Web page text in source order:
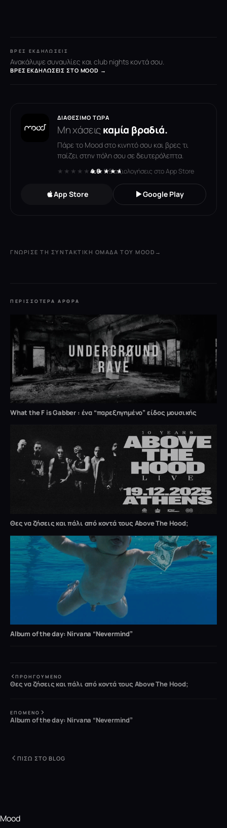
ΒΡΕΣ ΕΚΔΗΛΏΣΕΙΣ
Ανακάλυψε συναυλίες και club nights κοντά σου.
ΒΡΕΣ ΕΚΔΗΛΏΣΕΙΣ ΣΤΟ MOOD →
ΔΙΑΘΈΣΙΜΟ ΤΏΡΑ
Μη χάσειςκαμία βραδιά.
Πάρε το Mood στο κινητό σου και βρες τι
παίζει στην πόλη σου σε δευτερόλεπτα.
★★★★★★★★★★
4.6· 119 αξιολογήσεις στο App Store
App Store Google Play
ΓΝΏΡΙΣΕ ΤΗ ΣΥΝΤΑΚΤΙΚΉ ΟΜΆΔΑ ΤΟΥ MOOD →
ΠΕΡΙΣΣΌΤΕΡΑ ΆΡΘΡΑ
What the F is Gabber : ένα “παρεξηγημένο” είδος μουσικής
Θες να ζήσεις και πάλι από κοντά τους Above The Hood;
Album of the day: Nirvana “Nevermind”
ΠΡΟΗΓΟΎΜΕΝΟ
Θες να ζήσεις και πάλι από κοντά τους Above The Hood;
ΕΠΌΜΕΝΟ
Album of the day: Nirvana “Nevermind”
ΠΊΣΩ ΣΤΟ BLOG
Mood